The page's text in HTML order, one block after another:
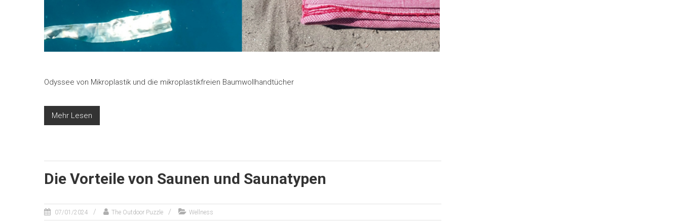
Odyssee von Mikroplastik und die mikroplastikfreien Baumwollhandtücher
Mehr Lesen
Die Vorteile von Saunen und Saunatypen
07/01/2024 The Outdoor Puzzle Wellness